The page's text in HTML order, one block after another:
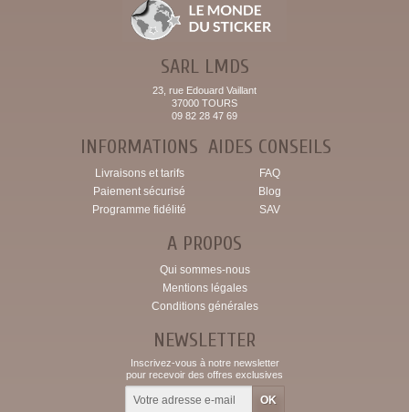
SARL LMDS
23, rue Edouard Vaillant
37000 TOURS
09 82 28 47 69
INFORMATIONS
Livraisons et tarifs
Paiement sécurisé
Programme fidélité
AIDES CONSEILS
FAQ
Blog
SAV
A PROPOS
Qui sommes-nous
Mentions légales
Conditions générales
NEWSLETTER
Inscrivez-vous à notre newsletter
pour recevoir des offres exclusives